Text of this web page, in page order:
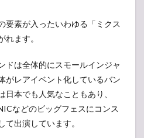
要素が入ったいわゆる「ミクス
ます。
ドは全体的にスモールインジャ
がレアイベント化しているバン
日本でも人気なこともあり、
などのビッグフェスにコンス
て出演しています。